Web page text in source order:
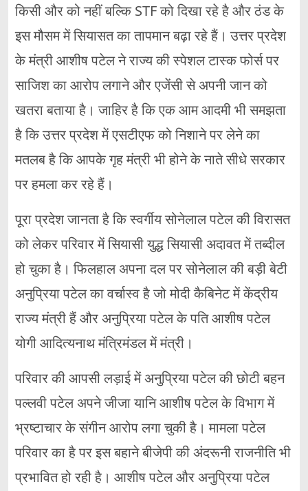
किसी और को नहीं बल्कि STF को दिखा रहे है और ठंड के
इस मौसम में सियासत का तापमान बढ़ा रहे हैं। उत्तर प्रदेश
के मंत्री आशीष पटेल ने राज्य की स्पेशल टास्क फोर्स पर
साजिश का आरोप लगाने और एजेंसी से अपनी जान को
खतरा बताया है। जाहिर है कि एक आम आदमी भी समझता
है कि उत्तर प्रदेश में एसटीएफ को निशाने पर लेने का
मतलब है कि आपके गृह मंत्री भी होने के नाते सीधे सरकार
पर हमला कर रहे हैं।
पूरा प्रदेश जानता है कि स्वर्गीय सोनेलाल पटेल की विरासत
को लेकर परिवार में सियासी युद्ध सियासी अदावत में तब्दील
हो चुका है। फिलहाल अपना दल पर सोनेलाल की बड़ी बेटी
अनुप्रिया पटेल का वर्चास्व है जो मोदी कैबिनेट में केंद्रीय
राज्य मंत्री हैं और अनुप्रिया पटेल के पति आशीष पटेल
योगी आदित्यनाथ मंत्रिमंडल में मंत्री।
परिवार की आपसी लड़ाई में अनुप्रिया पटेल की छोटी बहन
पल्लवी पटेल अपने जीजा यानि आशीष पटेल के विभाग में
भ्रष्टाचार के संगीन आरोप लगा चुकी है। मामला पटेल
परिवार का है पर इस बहाने बीजेपी की अंदरूनी राजनीति भी
प्रभावित हो रही है। आशीष पटेल और अनुप्रिया पटेल